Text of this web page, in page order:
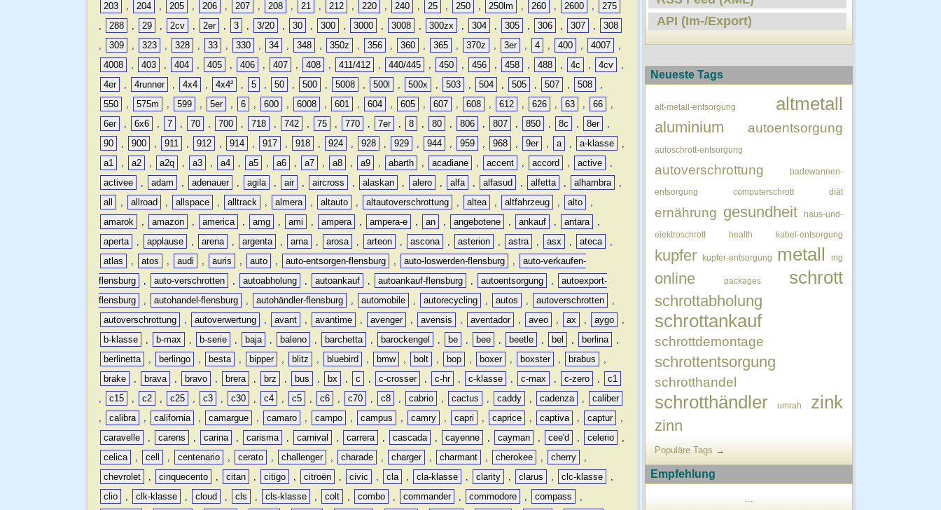
203
, 204 , 205 , 206 , 207 , 208 , 21 , 212 , 220 , 240 , 25 , 250 , 250lm , 260 , 2600 ,
275
,
288 , 29 , 2cv , 2er , 3 , 3/20 , 30 , 300 , 3000 , 3008 , 300zx , 304 , 305 , 306 , 307 ,
308
,
309 , 323 , 328 , 33 , 330 , 34 , 348 , 350z , 356 , 360 , 365 , 370z , 3er , 4 , 400 , 4007
,
4008
, 403 , 404 , 405 , 406 , 407 , 408 , 411/412 , 440/445 , 450 , 456 , 458 , 488 , 4c , 4cv
,
4er
, 4runner , 4x4 , 4x4² , 5 , 50 , 500 , 5008 , 500l , 500x , 503 , 504 , 505 , 507 , 508
,
550
, 575m , 599 , 5er , 6 , 600 , 6008 , 601 , 604 , 605 , 607 , 608 , 612 , 626 , 63 , 66
,
6er
, 6x6 , 7 , 70 , 700 , 718 , 742 , 75 , 770 , 7er , 8 , 80 , 806 , 807 , 850 , 8c , 8er
,
90
, 900 , 911 , 912 , 914 , 917 , 918 , 924 , 928 , 929 , 944 , 959 , 968 , 9er , a , a-klasse
,
a1
, a2 , a2q , a3 , a4 , a5 , a6 , a7 , a8 , a9 , abarth , acadiane , accent , accord , active
,
activee
, adam , adenauer , agila , air , aircross , alaskan , alero , alfa , alfasud , alfetta , alhambra
,
all
, allroad , allspace , alltrack , almera , altauto , altautoverschrottung , altea , altfahrzeug , alto
,
amarok
, amazon , america , amg , ami , ampera , ampera-e , an , angebotene , ankauf , antara
,
aperta
, applause , arena , argenta , arna , arosa , arteon , ascona , asterion , astra , asx , ateca
,
atlas
, atos , audi , auris , auto , auto-entsorgen-flensburg , auto-loswerden-flensburg ,
auto-verkaufen-
flensburg
, auto-verschrotten , autoabholung , autoankauf , autoankauf-flensburg , autoentsorgung ,
autoexport-
flensburg
, autohandel-flensburg , autohändler-flensburg , automobile , autorecycling , autos , autoverschrotten
,
autoverschrottung
, autoverwertung , avant , avantime , avenger , avensis , aventador , aveo , ax , aygo
,
b-klasse
, b-max , b-serie , baja , baleno , barchetta , barockengel , be , bee , beetle , bel , berlina
,
berlinetta
, berlingo , besta , bipper , blitz , bluebird , bmw , bolt , bop , boxer , boxster , brabus
,
brake
, brava , bravo , brera , brz , bus , bx , c , c-crosser , c-hr , c-klasse , c-max , c-zero ,
c1
,
c15 , c2 , c25 , c3 , c30 , c4 , c5 , c6 , c70 , c8 , cabrio , cactus , caddy , cadenza ,
caliber
,
calibra , california , camargue , camaro , campo , campus , camry , capri , caprice , captiva , captur
,
caravelle
, carens , carina , carisma , carnival , carrera , cascada , cayenne , cayman , cee'd , celerio
,
celica
, cell , centenario , cerato , challenger , charade , charger , charmant , cherokee , cherry
,
chevrolet
, cinquecento , citan , citigo , citroën , civic , cla , cla-klasse , clarity , clarus , clc-klasse
,
clio
, clk-klasse , cloud , cls , cls-klasse , colt , combo , commander , commodore , compass
,
API (Im-/Export)
Neueste Tags
alt-metall-entsorgung altmetall
aluminium autoentsorgung
autoschrott-entsorgung
autoverschrottung badewannen-
entsorgung computerschrott diät
ernährung gesundheit haus-und-
elektroschrott health kabel-entsorgung
kupfer kupfer-entsorgung metall mg
online packages schrott
schrottabholung
schrottankauf
schrottdemontage
schrottentsorgung
schrotthandel
schrotthändler umrah zink
zinn
Populäre Tags →
Empfehlung